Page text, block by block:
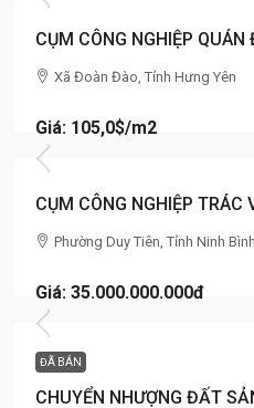
CỤM CÔNG NGHIỆP
Xã Đoàn Đào, Tỉnh Hưng Yên
Giá: 105,0$/m2
CỤM CÔNG NGHIỆP TRÁC
Phường Duy Tiên, Tỉnh Ninh Bình
Giá: 35.000.000.000đ
ĐÃ BÁN
CHUYỂN NHƯỢNG ĐẤT